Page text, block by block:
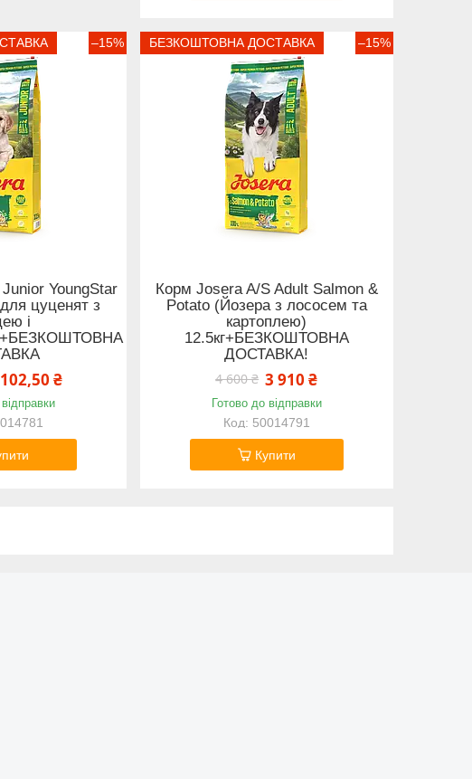
–15%
YoungStar
цуценят з
і
₴
БЕЗКОШТОВНА ДОСТАВКА –15%
Корм Josera A/S Adult Salmon &
Potato (Йозера з лососем та
картоплею)
12.5кг+БЕЗКОШТОВНА
ДОСТАВКА!
4 600 ₴ 3 910 ₴
Готово до відправки
50014791
Купити